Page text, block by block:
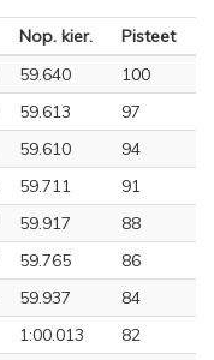
Nop. kier.
Pisteet
59.640
100
59.613
97
59.610
94
59.711
91
59.917
88
59.765
86
59.937
84
1:00.013
82